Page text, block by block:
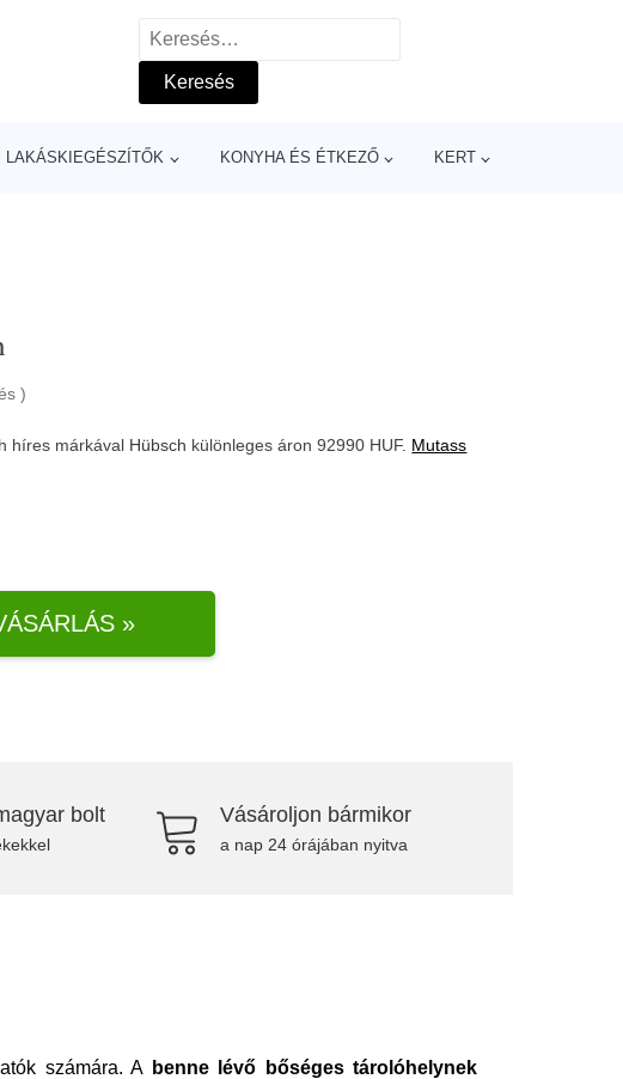
Keresés:
LAKÁSKIEGÉSZÍTŐK KONYHA ÉS ÉTKEZŐ KERT
)
híres márkával Hübsch különleges áron 92990 HUF. Mutass
»
bolt Vásároljon bármikor
a nap 24 órájában nyitva
számára. A benne lévő bőséges tárolóhelynek